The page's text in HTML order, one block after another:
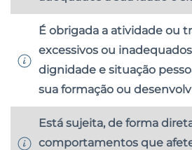
É obrigada a atividade ou
excessivos ou
dignidade e situação
sua formação ou
Está sujeita, de forma
comportamentos que